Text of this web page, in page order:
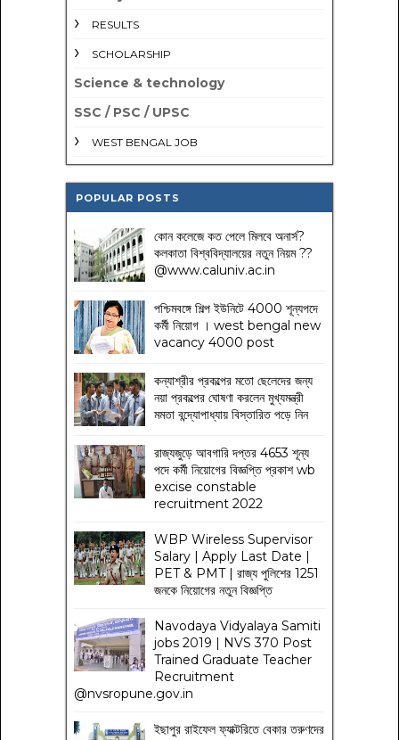
RESULTS
SCHOLARSHIP
Science & technology
SSC / PSC / UPSC
WEST BENGAL JOB
POPULAR POSTS
কোন কলেজে কত পেলে মিলবে অনার্স?
কলকাতা বিশ্ববিদ্যালয়ের নতুন নিয়ম??
@www.caluniv.ac.in
পশ্চিমবঙ্গে শিল্প ইউনিটে 4000 শূন্যপদে
কর্মী নিয়োগ । west bengal new
vacancy 4000 post
কন্যাশ্রীর প্রকল্পের মতো ছেলেদের জন্য
নয়া প্রকল্পের ঘোষণা করলেন মুখ্যমন্ত্রী
মমতা বন্দ্যোপাধ্যায় বিস্তারিত পড়ে নিন
রাজ্যজুড়ে আবগারি দপ্তর 4653 শূন্য
পদে কর্মী নিয়োগের বিজ্ঞপ্তি প্রকাশ wb
excise constable
recruitment 2022
WBP Wireless Supervisor
Salary | Apply Last Date |
PET & PMT | রাজ্য পুলিশের 1251
জনকে নিয়োগের নতুন বিজ্ঞপ্তি
Navodaya Vidyalaya Samiti
jobs 2019 | NVS 370 Post
Trained Graduate Teacher
Recruitment
@nvsropune.gov.in
ইছাপুর রাইফেল ফ্যাক্টরিতে বেকার তরুণদের